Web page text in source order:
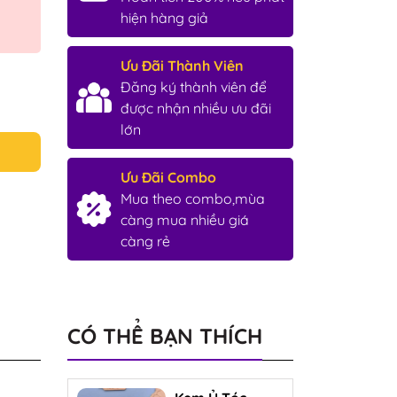
hiện hàng giả
Ưu Đãi Thành Viên
Đăng ký thành viên để
được nhận nhiều ưu đãi
lớn
Ưu Đãi Combo
Mua theo combo,mùa
càng mua nhiều giá
càng rẻ
CÓ THỂ BẠN THÍCH